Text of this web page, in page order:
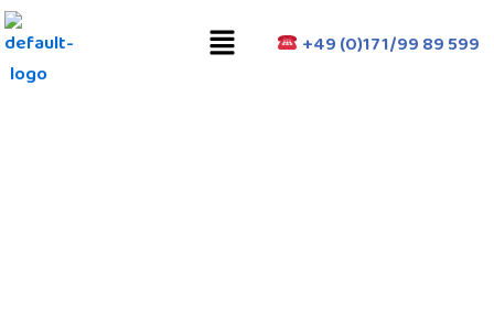
Zum
Inhalt
springen
+49 (0)171/99 89 599
Menü